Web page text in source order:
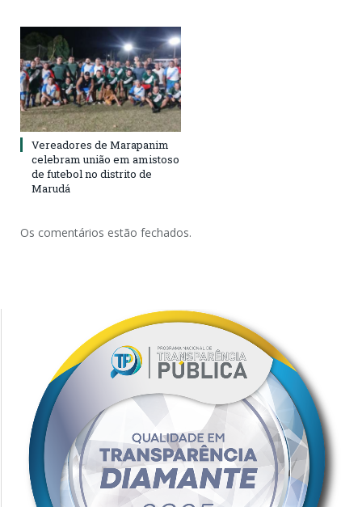
Vereadores de Marapanim
celebram união em amistoso
de futebol no distrito de
Marudá
Os comentários estão fechados.